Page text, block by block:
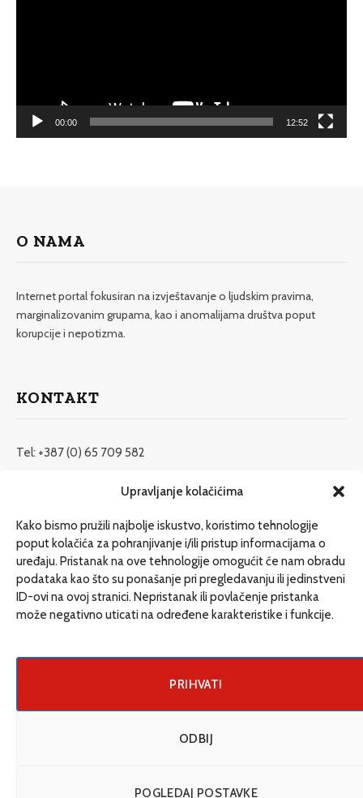
Upravljanje kolačićima
Kako bismo pružili najbolje iskustvo, koristimo tehnologije
poput kolačića za pohranjivanje i/ili pristup informacijama o
uređaju. Pristanak na ove tehnologije omogućit će nam obradu
podataka kao što su ponašanje pri pregledavanju ili jedinstveni
ID-ovi na ovoj stranici. Nepristanak ili povlačenje pristanka
može negativno uticati na određene karakteristike i funkcije.
PRIHVATI
ODBIJ
POGLEDAJ POSTAVKE
00:00 12:52
O NAMA
Internet portal fokusiran na izvještavanje o ljudskim pravima,
marginalizovanim grupama, kao i anomalijama društva poput
korupcije i nepotizma.
KONTAKT
Tel: +387 (0) 65 709 582
redakcija@etrafika.net
Dosije
Drugi pišu
Društvo